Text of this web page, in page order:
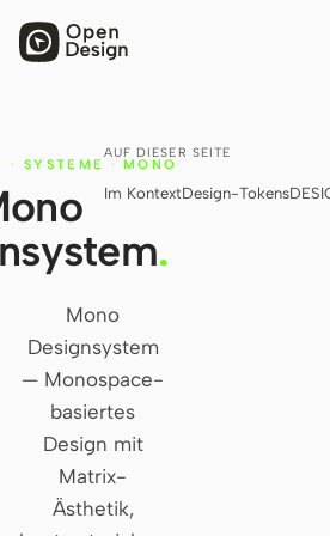
PRODUKT
Open Design
HTML Anything
Codex Slides
Open Design Plugin
AGENT
Codex
Cursor Agent
AUF DIESER SEITE
Im KontextDesign-Tokens
· SYSTEME · MONO
.
Mono
Designsystem
— Monospace-
basiertes
Design mit
Matrix-
Ästhetik,